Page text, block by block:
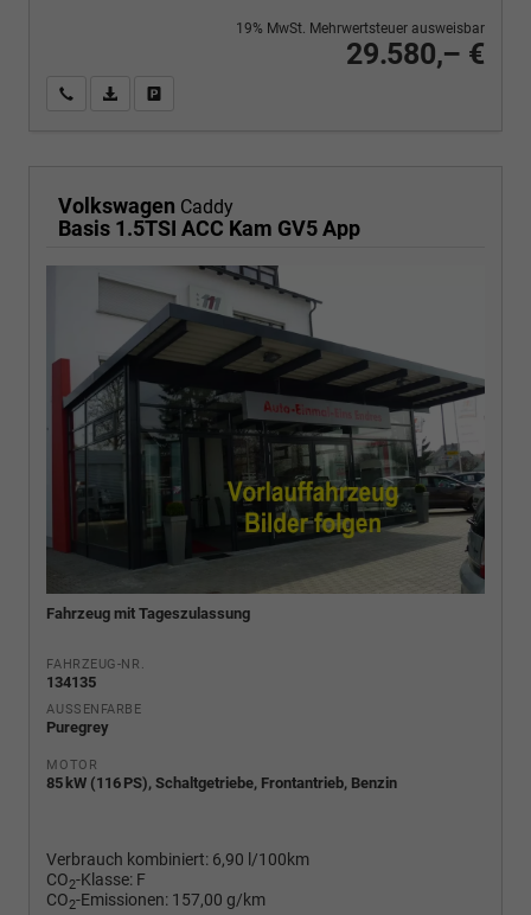
29.580,– €
19% MwSt. Mehrwertsteuer ausweisbar
Wir rufen Sie anPDF-Fahrzeugexposé drucken
Volkswagen Caddy
Basis 1.5TSI ACC Kam GV5 App
Fahrzeug mit Tageszulassung
FAHRZEUG-NR.
134135
AUSSENFARBE
Puregrey
MOTOR
85 kW (116 PS), Schaltgetriebe, Frontantrieb, Benzin
Verbrauch kombiniert: 6,90 l/100km
CO2-Klasse: F
CO2-Emissionen: 157,00 g/km